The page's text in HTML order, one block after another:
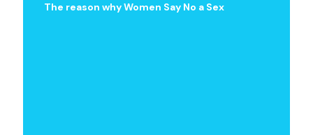
The reason why Women Say No a Sex